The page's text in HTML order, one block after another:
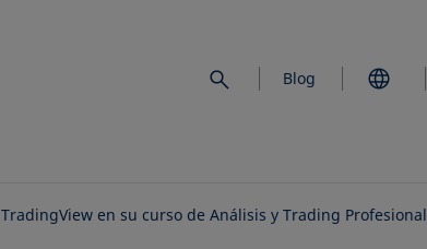
Blog
en su curso de Análisis y Trading Profesional